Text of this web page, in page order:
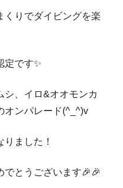
くりでダイビングを楽
定です✨
シ、イロ&オオモンカ
オンパレード(^_^)v
ました！
でとうございます🎉🎉